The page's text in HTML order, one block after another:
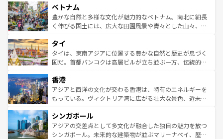
参照してほしい。
容にもいいと評判のスイーツなど、バラエティ豊かな料理
が味わえる。 なお、新着の台湾情報は コンテンツ一覧を参
照してほしい。
き、地方に足を延ばせば四季折々の自然美を楽しむことが
できる。そして、キムチや焼肉、絶品のストリートフード
まで、さまざまな韓国料理が待っている。夜には、韓国な
リティに包まれながら、韓国の多彩な魅力を心ゆくまで味
わってみてほしい。 なお、新着の韓国情報はコンテンツ一
覧を参照してほしい。
ベトナム
豊かな自然と多様な文化が魅力的なベトナム。南北に細長
く伸びる国土には、広大な田園風景や青々とした山々、世
急速な発展と共に伝統が息づく。ハノイの古い町並みやホ
ーチミン市のフランス統治時代の建物も、独特の雰囲気を
醸し出している。また、バラエティの豊かさとおいしさで
とつ。フォーやバインミー、ベトナムコーヒーなどは、ぜ
ひ現地で味わいたい。どの地域を訪れてもあたたかい人々
が旅行者を迎えてくれるので、きっと忘れられない旅にな
参照してほしい。
タイ
タイは、東南アジアに位置する豊かな自然と歴史が息づく
国だ。首都バンコクは高層ビルが立ち並ぶ一方、伝統的な
の活気が交差している。北部ではチェンマイなどの山岳地
帯で自然と触れ合い、南部ではプーケットやクラビの美し
いビーチでリゾート気分を楽しむことができる。タイ料理
激する。気候は一年中温暖で、どの季節にも異なる楽しみ
が待っている。親しみやすいタイの人々、仏教を中心とし
た文化、そして多様な観光資源が、訪れる旅人を魅了し続
香港
アジアと西洋の文化が交わる香港は、特有のエネルギーを
もっている。ヴィクトリア湾に広がる壮大な景色、近未来
み、どこを訪れても感動するはず。観光スポットが密集し
ており、効率よく見どころを回れるのも魅力。息をのむよ
うな絶景から文化的な体験まで、香港を存分に楽しみ尽く
シンガポール
アジアの交差点として多文化が融合した独自の魅力を放つ
シンガポール。未来的な建築物が並ぶマリーナベイ、歴史